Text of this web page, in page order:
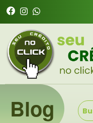
Blog